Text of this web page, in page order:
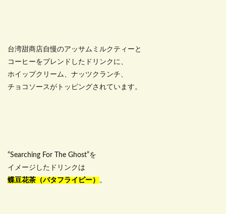
台湾甜商店自慢のアッサムミルクティーと
コーヒーをブレンドしたドリンクに、
ホイップクリーム、ナッツクランチ、
チョコソースがトッピングされています。
“Searching For The Ghost”を
イメージしたドリンクは
蝶豆花茶（バタフライピー） 。